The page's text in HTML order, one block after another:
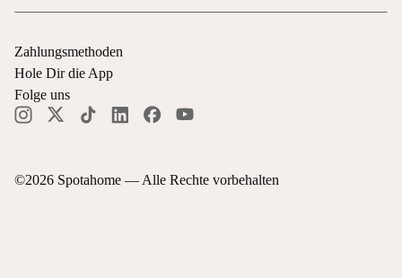
©2026 Spotahome — Alle Rechte vorbehalten
Zahlungsmethoden
Hole Dir die App
Folge uns